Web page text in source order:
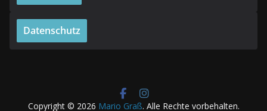
Datenschutz
Copyright © 2026 Mario Graß. Alle Rechte vorbehalten.